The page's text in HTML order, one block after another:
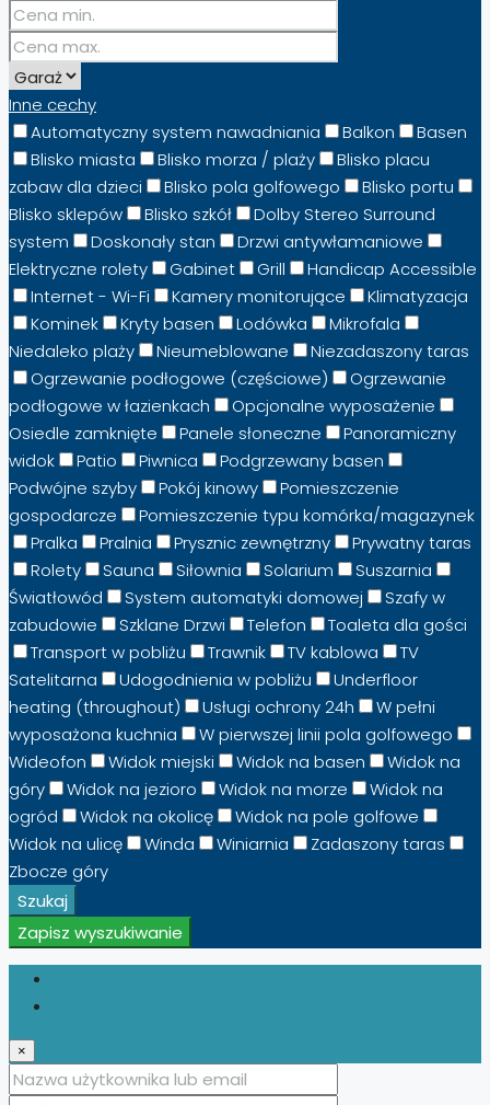
Inne cechy
Automatyczny system nawadniania
Balkon
Basen
Blisko miasta
Blisko morza / plaży
Blisko placu
zabaw dla dzieci
Blisko pola golfowego
Blisko portu
Blisko sklepów
Blisko szkół
Dolby Stereo Surround
system
Doskonały stan
Drzwi antywłamaniowe
Elektryczne rolety
Gabinet Grill
Handicap Accessible
Internet - Wi-Fi
Kamery monitorujące
Klimatyzacja
Kominek
Kryty basen Lodówka
Mikrofala
Niedaleko plaży
Nieumeblowane
Niezadaszony taras
Ogrzewanie podłogowe (częściowe)
Ogrzewanie
podłogowe w łazienkach
Opcjonalne wyposażenie
Osiedle zamknięte
Panele słoneczne
Panoramiczny
widok
Patio Piwnica
Podgrzewany basen
Podwójne szyby
Pokój kinowy
Pomieszczenie
gospodarcze
Pomieszczenie typu komórka/magazynek
Pralka
Pralnia Prysznic zewnętrzny
Prywatny taras
Rolety
Sauna Siłownia Solarium
Suszarnia
Światłowód
System automatyki domowej
Szafy w
zabudowie
Szklane Drzwi Telefon
Toaleta dla gości
Transport w pobliżu
Trawnik TV kablowa
TV
Satelitarna
Udogodnienia w pobliżu
Underfloor
heating (throughout)
Usługi ochrony 24h
W pełni
wyposażona kuchnia
W pierwszej linii pola golfowego
Wideofon
Widok miejski Widok na basen
Widok na
góry
Widok na jezioro Widok na morze
Widok na
ogród
Widok na okolicę
Widok na pole golfowe
Widok na ulicę
Winda Winiarnia
Zadaszony taras
Zbocze góry
Szukaj
Zapisz wyszukiwanie
×